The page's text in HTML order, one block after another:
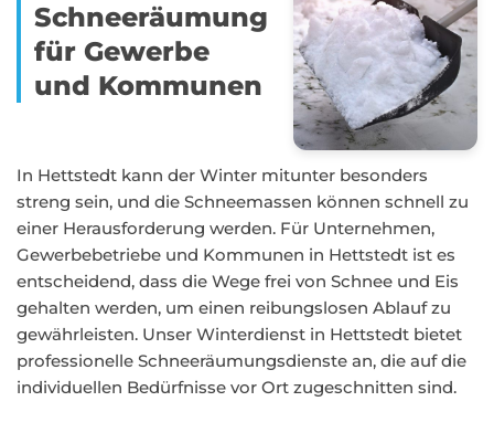
Schneeräumung
für Gewerbe
und Kommunen
In Hettstedt kann der Winter mitunter besonders
streng sein, und die Schneemassen können schnell zu
einer Herausforderung werden. Für Unternehmen,
Gewerbebetriebe und Kommunen in Hettstedt ist es
entscheidend, dass die Wege frei von Schnee und Eis
gehalten werden, um einen reibungslosen Ablauf zu
gewährleisten. Unser Winterdienst in Hettstedt bietet
professionelle Schneeräumungsdienste an, die auf die
individuellen Bedürfnisse vor Ort zugeschnitten sind.